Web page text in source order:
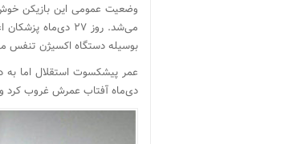
می‌شد. روز ۲۷
بوسیله دستگاه اکسیژن تنفس
دی‌ماه آفتاب عمرش غروب کرد